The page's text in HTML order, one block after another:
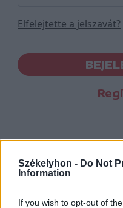
Székelyhon - Do Not
Information
If you wish to opt-out of
Elfelejtette a jelszavát?